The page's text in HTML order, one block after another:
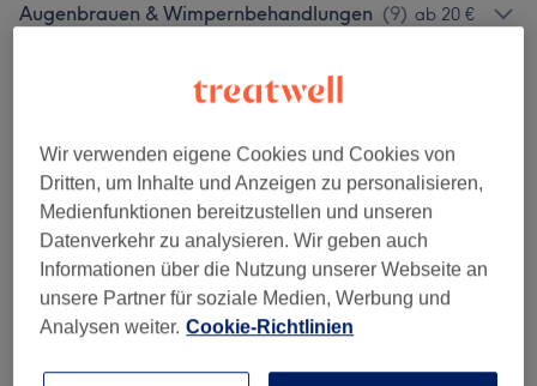
Augenbrauen & Wimpernbehandlungen (9) ab 20 €
Salonbewertungen
4,8 128 Bewertungen
Ambiente
Wir verwenden eigene Cookies und Cookies von
Dritten, um Inhalte und Anzeigen zu personalisieren,
Medienfunktionen bereitzustellen und unseren
Datenverkehr zu analysieren. Wir geben auch
Informationen über die Nutzung unserer Webseite an
unsere Partner für soziale Medien, Werbung und
Analysen weiter. Cookie-Richtlinien